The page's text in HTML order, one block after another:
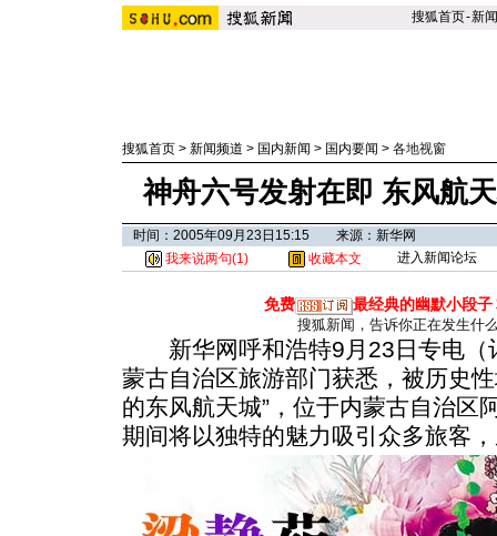
搜狐首页-新闻
搜狐首页 > 新闻频道 > 国内新闻 > 国内要闻 > 各地视窗
神舟六号发射在即 东风航
时间：2005年09月23日15:15 来源：新华网
我来说两句(1) 收藏本文 进入新闻论坛
免费 最经典的幽默小段子
搜狐新闻，告诉你正在发生什
新华网呼和浩特9月23日专电（
蒙古自治区旅游部门获悉，被历史
的东风航天城”，位于内蒙古自治区
期间将以独特的魅力吸引众多旅客